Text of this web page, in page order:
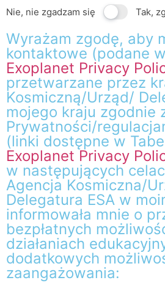
Nie, nie zgadzam się Tak,
Wyrażam zgodę, aby
kontaktowe (podane w
Exoplanet Privacy
przetwarzane przez
Kosmiczną/Urząd/
mojego kraju zgodnie
Prywatności/
(linki dostępne w
Exoplanet Privacy
w następujących
Agencja Kosmiczna/
Delegatura ESA w
informowała mnie o
bezpłatnych
działaniach
dodatkowych
zaangażowania: